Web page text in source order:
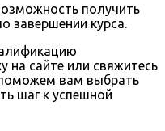
получить
завершении курса.
на сайте или свяжитесь
вам выбрать
шаг к успешной